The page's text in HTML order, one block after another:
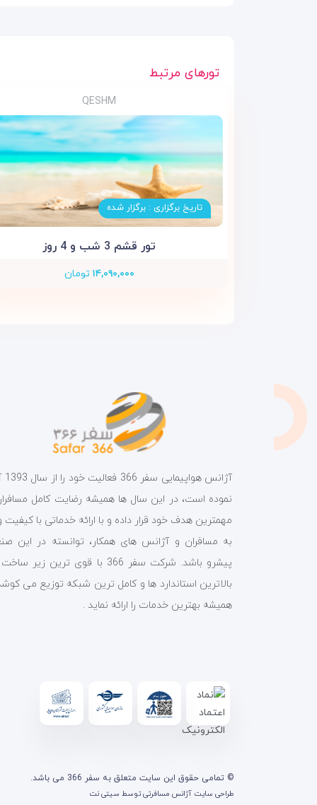
تورهای مرتبط
QESHM
تاریخ برگزاری : برگزار شده
تور قشم 3 شب و 4 روز
۱۴,۰۹۰,۰۰۰ تومان
نموده است، در این سال ها همیشه رضایت کامل
مهمترین هدف خود قرار داده و با ارائه خدماتی با کیفیت
به مسافران و آژانس های همکار، توانسته در این
پیشرو باشد. شرکت سفر 366 با قوی ترین زیر
بالاترین استاندارد ها و کامل ترین شبکه توزیع می
همیشه بهترین خدمات را ارائه نماید .
© تمامی حقوق این سایت متعلق به سفر 366 می باشد.
طراحی سایت آژانس مسافرتی توسط سیتی نت